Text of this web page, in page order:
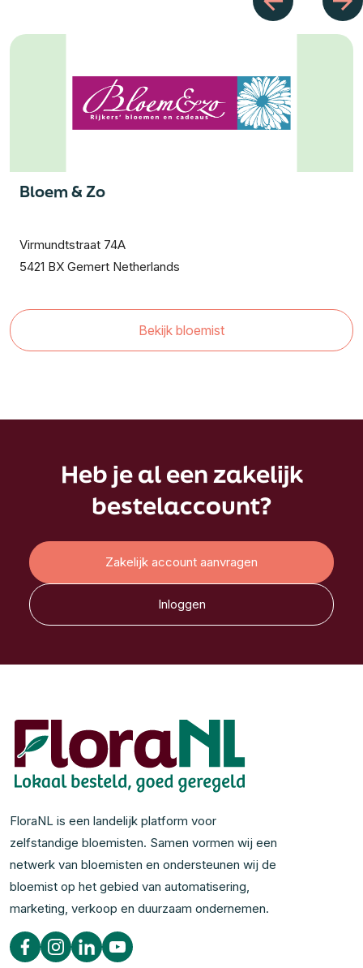
Bloem & Zo
Virmundtstraat 74A
5421 BX Gemert Netherlands
Bekijk bloemist
Heb je al een zakelijk
bestelaccount?
Zakelijk account aanvragen
Inloggen
FloraNL is een landelijk platform voor
zelfstandige bloemisten. Samen vormen wij een
netwerk van bloemisten en ondersteunen wij de
bloemist op het gebied van automatisering,
marketing, verkoop en duurzaam ondernemen.